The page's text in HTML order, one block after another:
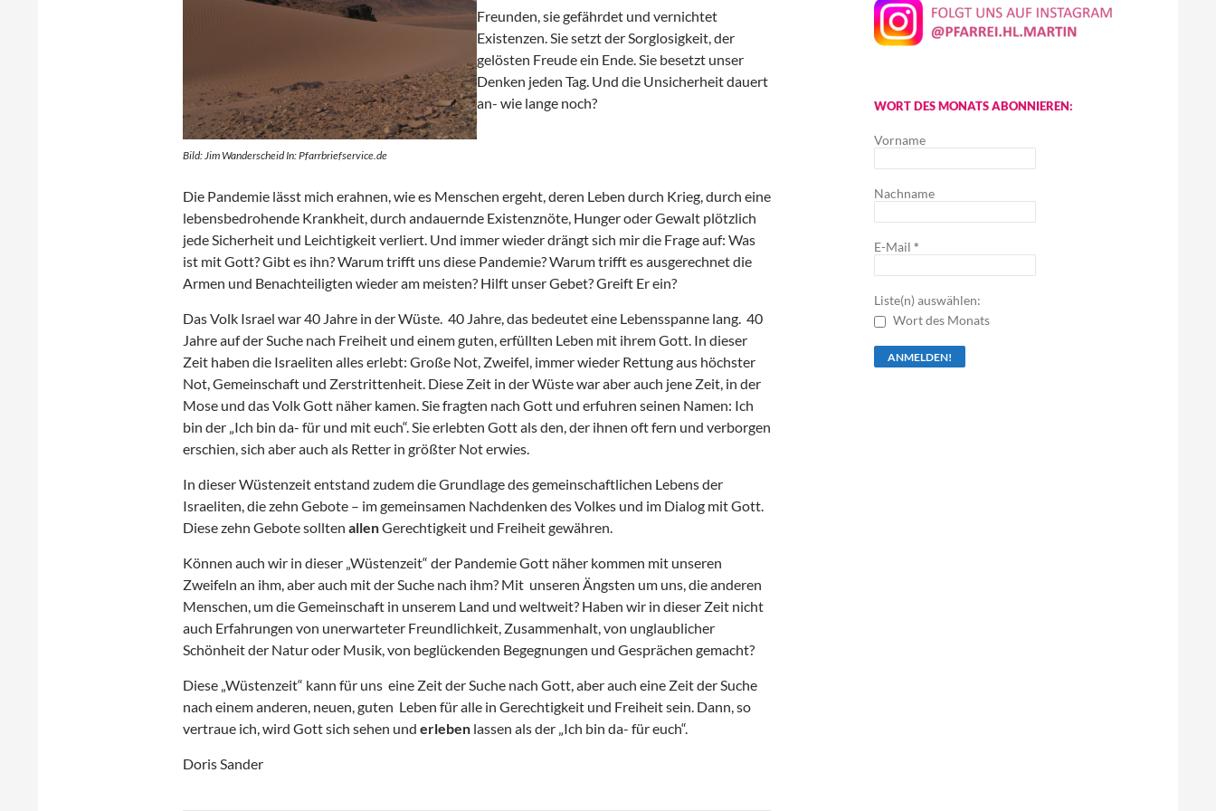
Bild: Jim Wanderscheid In: Pfarrbriefservice.de
Freunden, sie gefährdet und vernichtet
Existenzen. Sie setzt der Sorglosigkeit, der
gelösten Freude ein Ende. Sie besetzt unser
Denken jeden Tag. Und die Unsicherheit dauert
an- wie lange noch?
Die Pandemie lässt mich erahnen, wie es Menschen ergeht, deren Leben durch Krieg, durch eine
lebensbedrohende Krankheit, durch andauernde Existenznöte, Hunger oder Gewalt plötzlich
jede Sicherheit und Leichtigkeit verliert. Und immer wieder drängt sich mir die Frage auf: Was
ist mit Gott? Gibt es ihn? Warum trifft uns diese Pandemie? Warum trifft es ausgerechnet die
Armen und Benachteiligten wieder am meisten? Hilft unser Gebet? Greift Er ein?
Das Volk Israel war 40 Jahre in der Wüste. 40 Jahre, das bedeutet eine Lebensspanne lang. 40
Jahre auf der Suche nach Freiheit und einem guten, erfüllten Leben mit ihrem Gott. In dieser
Zeit haben die Israeliten alles erlebt: Große Not, Zweifel, immer wieder Rettung aus höchster
Not, Gemeinschaft und Zerstrittenheit. Diese Zeit in der Wüste war aber auch jene Zeit, in der
Mose und das Volk Gott näher kamen. Sie fragten nach Gott und erfuhren seinen Namen: Ich
bin der „Ich bin da- für und mit euch“. Sie erlebten Gott als den, der ihnen oft fern und verborgen
erschien, sich aber auch als Retter in größter Not erwies.
In dieser Wüstenzeit entstand zudem die Grundlage des gemeinschaftlichen Lebens der
Israeliten, die zehn Gebote – im gemeinsamen Nachdenken des Volkes und im Dialog mit Gott.
Diese zehn Gebote sollten allenGerechtigkeit und Freiheit gewähren.
Können auch wir in dieser „Wüstenzeit“ der Pandemie Gott näher kommen mit unseren
Zweifeln an ihm, aber auch mit der Suche nach ihm? Mit unseren Ängsten um uns, die anderen
Menschen, um die Gemeinschaft in unserem Land und weltweit? Haben wir in dieser Zeit nicht
auch Erfahrungen von unerwarteter Freundlichkeit, Zusammenhalt, von unglaublicher
Schönheit der Natur oder Musik, von beglückenden Begegnungen und Gesprächen gemacht?
Diese „Wüstenzeit“ kann für uns eine Zeit der Suche nach Gott, aber auch eine Zeit der Suche
nach einem anderen, neuen, guten Leben für alle in Gerechtigkeit und Freiheit sein. Dann, so
vertraue ich, wird Gott sich sehen und erleben lassen als der „Ich bin da- für euch“.
Doris Sander
WORT DES MONATS ABONNIEREN:
Vorname
Nachname
E-Mail *
Liste(n) auswählen:
Wort des Monats